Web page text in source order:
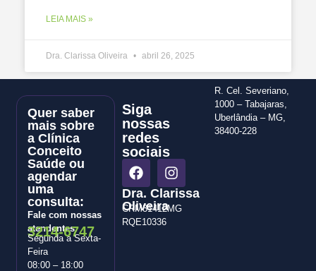
LEIA MAIS »
Dra. Clarissa Oliveira abril 26, 2025
Quer saber
mais sobre
a Clínica
Conceito
Saúde ou
agendar
uma
consulta:
Fale com nossas
atendentes:
3214-6747
Segunda a Sexta-
Feira
08:00 – 18:00
Siga
nossas
redes
sociais
Dra. Clarissa
Oliveira
CRM31412MG
RQE10336
R. Cel. Severiano,
1000 – Tabajaras,
Uberlândia – MG,
38400-228